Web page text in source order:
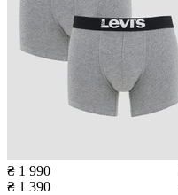
₴ 1 990
₴ 1 390